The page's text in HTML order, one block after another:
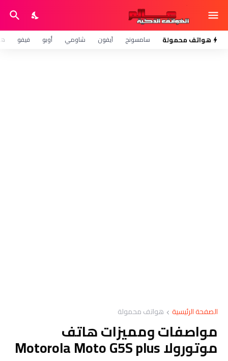
هواتف محمولة سامسونج آيفون شاومي أوبو فيفو
الصفحة الرئيسية هواتف محمولة
مواصفات ومميزات هاتف
موتورولا Motorola Moto G5S plus